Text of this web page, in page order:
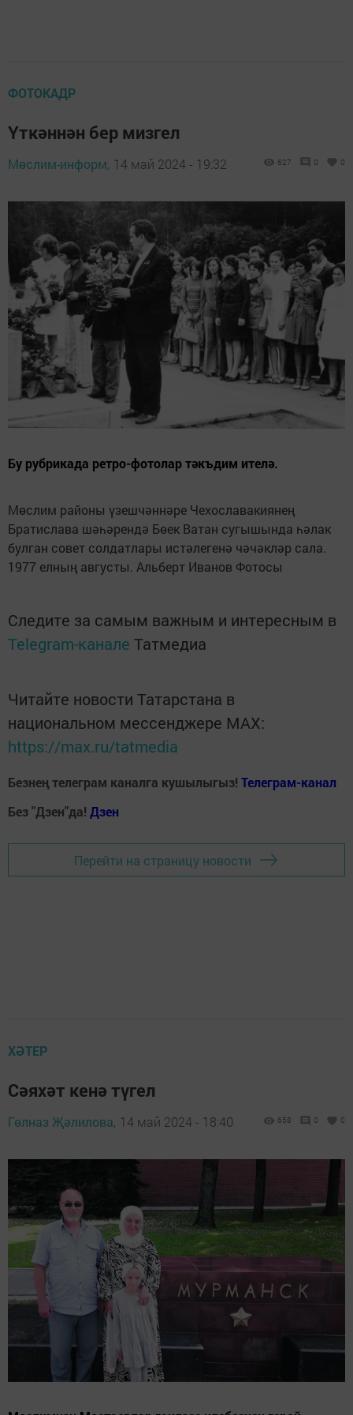
ФОТОКАДР
Үткәннән бер мизгел
Мөслим-информ, 14 май 2024 - 19:32 627 0 0
Бу рубрикада ретро-фотолар тәкъдим ителә.
Мөслим районы үзешчәннәре Чехославакиянең
Братислава шәһәрендә Бөек Ватан сугышында һәлак
булган совет солдатлары истәлегенә чәчәкләр сала.
1977 елның августы. Альберт Иванов Фотосы
Следите за самым важным и интересным в
Telegram-канале Татмедиа
Читайте новости Татарстана в
национальном мессенджере MАХ:
https://max.ru/tatmedia
Безнең телеграм каналга кушылыгыз! Телеграм-канал
Без "Дзен"да! Дзен
Перейти на страницу новости
ХӘТЕР
Сәяхәт кенә түгел
Гөлназ Җәлилова, 14 май 2024 - 18:40 658 0 0